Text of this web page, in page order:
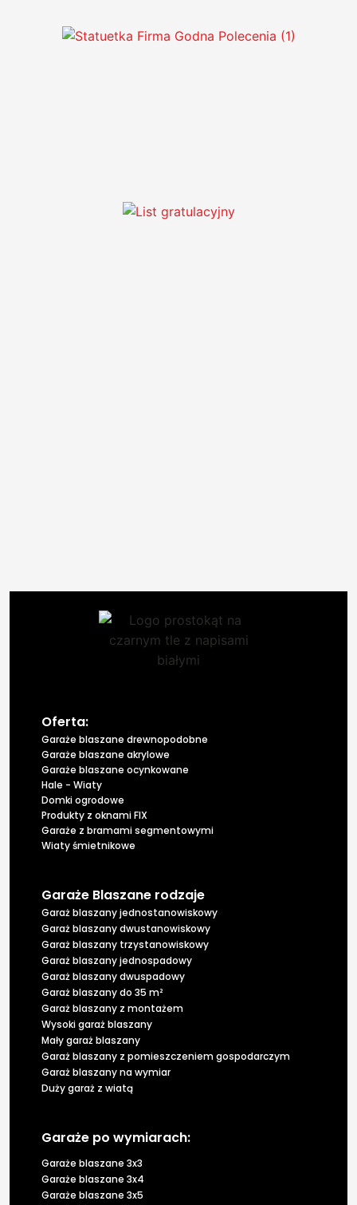
Oferta:
Garaże blaszane drewnopodobne
Garaże blaszane akrylowe
Garaże blaszane ocynkowane
Hale - Wiaty
Domki ogrodowe
Produkty z oknami FIX
Garaże z bramami segmentowymi
Wiaty śmietnikowe
Garaże Blaszane rodzaje
Garaż blaszany jednostanowiskowy
Garaż blaszany dwustanowiskowy
Garaż blaszany trzystanowiskowy
Garaż blaszany jednospadowy
Garaż blaszany dwuspadowy
Garaż blaszany do 35 m²
Garaż blaszany z montażem
Wysoki garaż blaszany
Mały garaż blaszany
Garaż blaszany z pomieszczeniem gospodarczym
Garaż blaszany na wymiar
Duży garaż z wiatą
Garaże po wymiarach:
Garaże blaszane 3x3
Garaże blaszane 3x4
Garaże blaszane 3x5